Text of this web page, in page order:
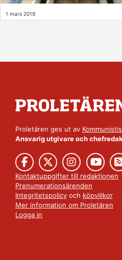
1 mars 2019
Proletären ges ut av
Ansvarig utgivare och
Kontaktuppgifter till redaktionen
Prenumerationsärenden
Integritetspolicy och köpvillkor
Mer information om Proletären
Logga in